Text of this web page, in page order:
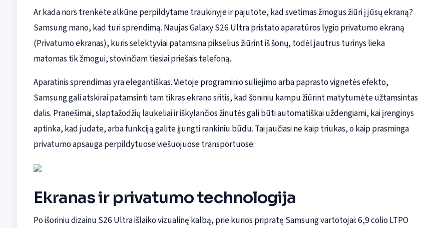
Ar kada nors trenkėte alkūne perpildytame traukinyje ir pajutote, kad svetimas žmogus žiūri į jūsų ekraną?
Samsung mano, kad turi sprendimą. Naujas Galaxy S26 Ultra pristato aparatūros lygio privatumo ekraną
(Privatumo ekranas), kuris selektyviai patamsina pikselius žiūrint iš šonų, todėl jautrus turinys lieka
matomas tik žmogui, stovinčiam tiesiai priešais telefoną.
Aparatinis sprendimas yra elegantiškas. Vietoje programinio suliejimo arba paprasto vignetės efekto,
Samsung gali atskirai patamsinti tam tikras ekrano sritis, kad šoniniu kampu žiūrint matytumėte užtamsintas
dalis. Pranešimai, slaptažodžių laukeliai ir iškylančios žinutės gali būti automatiškai uždengiami, kai įrenginys
aptinka, kad judate, arba funkciją galite įjungti rankiniu būdu. Tai jaučiasi ne kaip triukas, o kaip prasminga
privatumo apsauga perpildytuose viešuojuose transportuose.
Ekranas ir privatumo technologija
Po išoriniu dizainu S26 Ultra išlaiko vizualinę kalbą, prie kurios pripratę Samsung vartotojai: 6,9 colio LTPO